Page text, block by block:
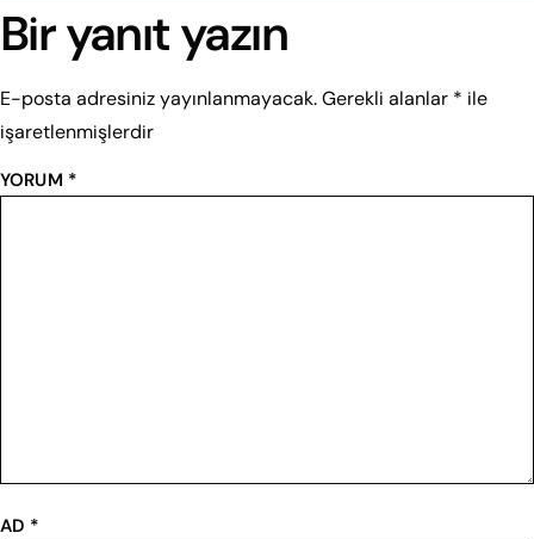
Bir yanıt yazın
E-posta adresiniz yayınlanmayacak.Gerekli alanlar * ile
işaretlenmişlerdir
YORUM *
AD *